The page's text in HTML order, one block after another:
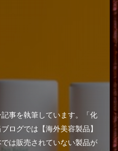
事を執筆しています。「化
ログでは【海外美容製品】
は販売されていない製品が